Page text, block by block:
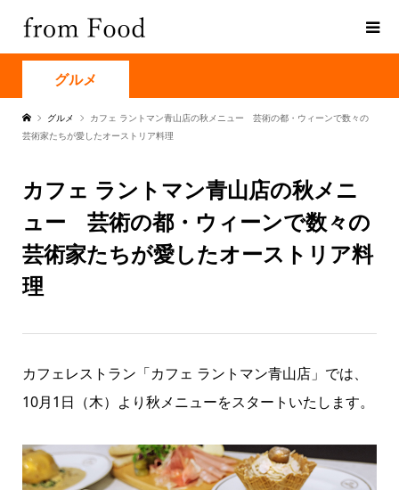
グルメ
グルメ
カフェ ラントマン青山店の秋メニュー 芸術の都・ウィーンで数々の
芸術家たちが愛したオーストリア料理
カフェ ラントマン青山店の秋メニ
ュー 芸術の都・ウィーンで数々の
芸術家たちが愛したオーストリア料
理
カフェレストラン「カフェ ラントマン青山店」では、
10月1日（木）より秋メニューをスタートいたします。